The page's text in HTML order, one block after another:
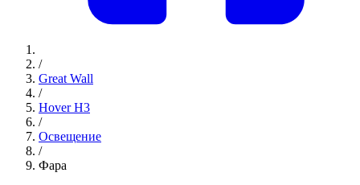
/
Great Wall
/
Hover H3
/
Освещение
/
Фара